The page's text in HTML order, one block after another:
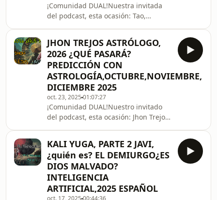
su cuenta de días parte del haab tal
como era conocido por los
¡Comunidad DUAL!Nuestra invitada
del podcast, esta ocasión: Tao,
darse a conocer en el podcast de
Fepo, &quot;Podcast
Paranormal&quot; Tao tiene una
presencia fuerte ahorita en redes
sociales, es una taromante con
habilidades muy sensitivas,
interpretaciones muy precisas que
resultan estremecedoras y que
veremos el desarrollo de los eventos
en el futuro de los pr
JHON TREJOS ASTRÓLOGO,
2026 ¿QUÉ PASARÁ?
PREDICCIÓN CON
ASTROLOGÍA,OCTUBRE,NOVIEMBRE,
DICIEMBRE 2025
oct. 23, 2025 01:07:27
¡Comunidad DUAL!Nuestro invitado
del podcast, esta ocasión: Jhon Trejos,
habló de sus comienzos, sus
habilidades y sus cambios.Nos dejó
una plática muy interesante con las
configuraciones planetarias de 2026,
lo que nunca habíamos visto como
KALI YUGA, PARTE 2 JAVI,
¿quién es? EL DEMIURGO¿ES
DIOS MALVADO?
INTELIGENCIA
ARTIFICIAL,2025 ESPAÑOL
oct. 17, 2025 00:44:36